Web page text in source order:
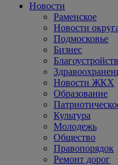
Новости
Раменское
Новости
Подмосковье
Бизнес
Новости ЖКХ
Образование
Культура
Молодежь
Общество
Правопорядок
Ремонт дорог